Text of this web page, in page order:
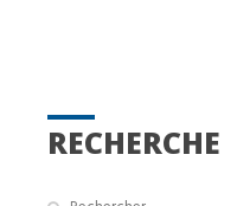
RECHERCHE